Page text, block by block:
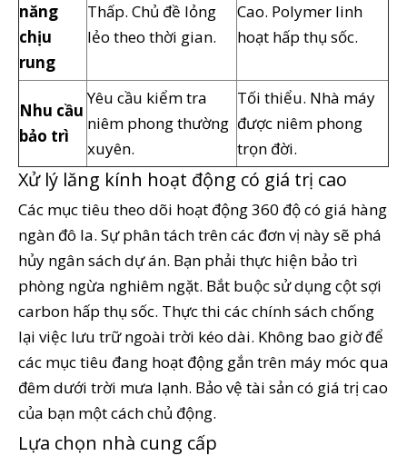
năng
chịu
rung
Thấp. Chủ đề lỏng
lẻo theo thời gian.
Cao. Polymer linh
hoạt hấp thụ sốc.
Nhu cầu
bảo trì
Yêu cầu kiểm tra
niêm phong thường
xuyên.
Tối thiểu. Nhà máy
được niêm phong
trọn đời.
Xử lý lăng kính hoạt động có giá trị cao
Các mục tiêu theo dõi hoạt động 360 độ có giá hàng
ngàn đô la. Sự phân tách trên các đơn vị này sẽ phá
hủy ngân sách dự án. Bạn phải thực hiện bảo trì
phòng ngừa nghiêm ngặt. Bắt buộc sử dụng cột sợi
carbon hấp thụ sốc. Thực thi các chính sách chống
lại việc lưu trữ ngoài trời kéo dài. Không bao giờ để
các mục tiêu đang hoạt động gắn trên máy móc qua
đêm dưới trời mưa lạnh. Bảo vệ tài sản có giá trị cao
của bạn một cách chủ động.
Lựa chọn nhà cung cấp